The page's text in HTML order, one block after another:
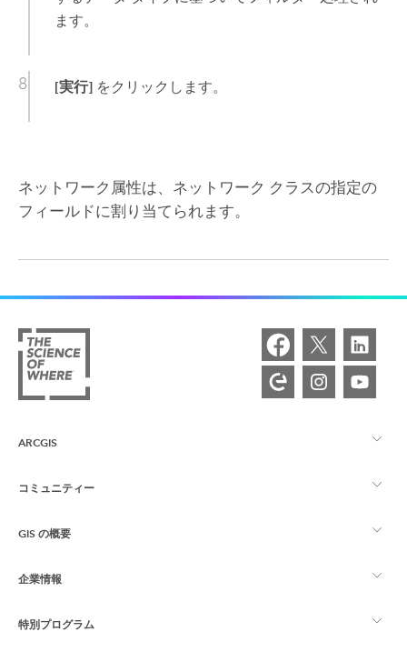
ます。
[実行]をクリックします。
ネットワーク属性は、ネットワーク クラスの指定の
フィールドに割り当てられます。
ARCGIS
ArcGIS の概要
マッピング
コミュニティー
Esri Community
ArcGIS ブログ
GIS の概要
GIS とは
ロケーション インテリジェンス
企業情報
Esri について
特別プログラム